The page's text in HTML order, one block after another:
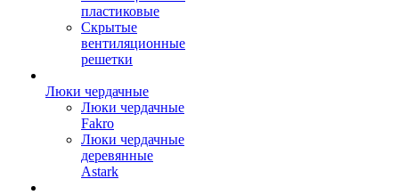
пластиковые
Скрытые
вентиляционные
решетки
Люки чердачные
Люки чердачные
Fakro
Люки чердачные
деревянные
Astark